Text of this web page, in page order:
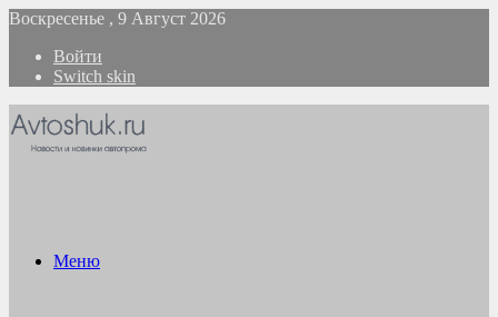
Воскресенье , 9 Август 2026
Войти
Switch skin
Меню